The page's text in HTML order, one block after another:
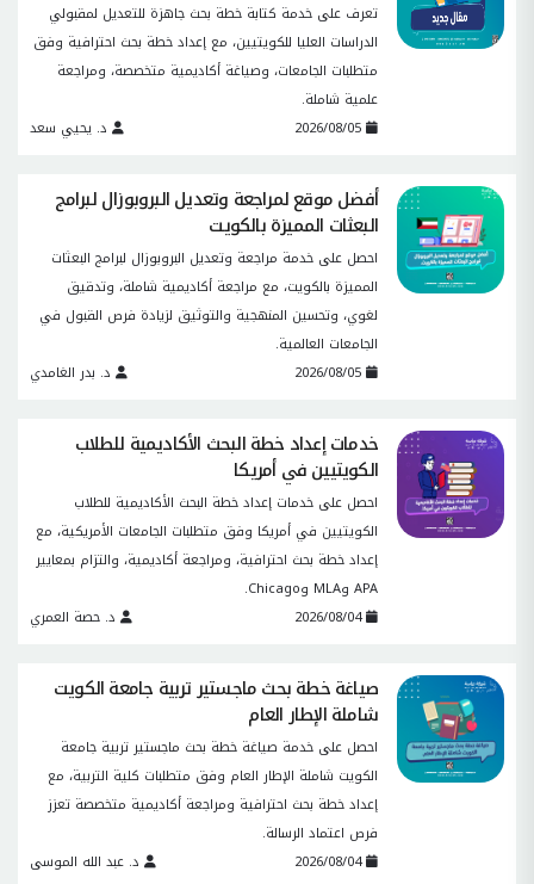
تعرف على خدمة كتابة خطة بحث جاهزة للتعديل لمقبولي
الدراسات العليا للكويتيين، مع إعداد خطة بحث احترافية وفق
متطلبات الجامعات، وصياغة أكاديمية متخصصة، ومراجعة
علمية شاملة.
د. يحيي سعد
أفضل موقع لمراجعة وتعديل البروبوزال لبرامج
البعثات المميزة بالكويت
احصل على خدمة مراجعة وتعديل البروبوزال لبرامج البعثات
المميزة بالكويت، مع مراجعة أكاديمية شاملة، وتدقيق
لغوي، وتحسين المنهجية والتوثيق لزيادة فرص القبول في
الجامعات العالمية.
د. بدر الغامدي
خدمات إعداد خطة البحث الأكاديمية للطلاب
الكويتيين في أمريكا
احصل على خدمات إعداد خطة البحث الأكاديمية للطلاب
الكويتيين في أمريكا وفق متطلبات الجامعات الأمريكية، مع
إعداد خطة بحث احترافية، ومراجعة أكاديمية، والتزام بمعايير
APA وMLA وChicago.
2026/08/04
د. حصة العمري
صياغة خطة بحث ماجستير تربية جامعة الكويت
شاملة الإطار العام
احصل على خدمة صياغة خطة بحث ماجستير تربية جامعة
الكويت شاملة الإطار العام وفق متطلبات كلية التربية، مع
إعداد خطة بحث احترافية ومراجعة أكاديمية متخصصة تعزز
فرص اعتماد الرسالة.
2026/08/04
د. عبد الله الموسى